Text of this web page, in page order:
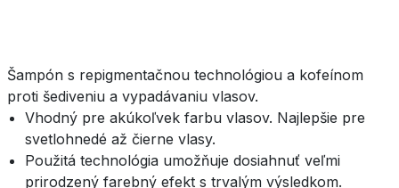
Šampón s repigmentačnou technológiou a kofeínom
proti šediveniu a vypadávaniu vlasov.
Vhodný pre akúkoľvek farbu vlasov. Najlepšie pre
svetlohnedé až čierne vlasy.
Použitá technológia umožňuje dosiahnuť veľmi
prirodzený farebný efekt s trvalým výsledkom.